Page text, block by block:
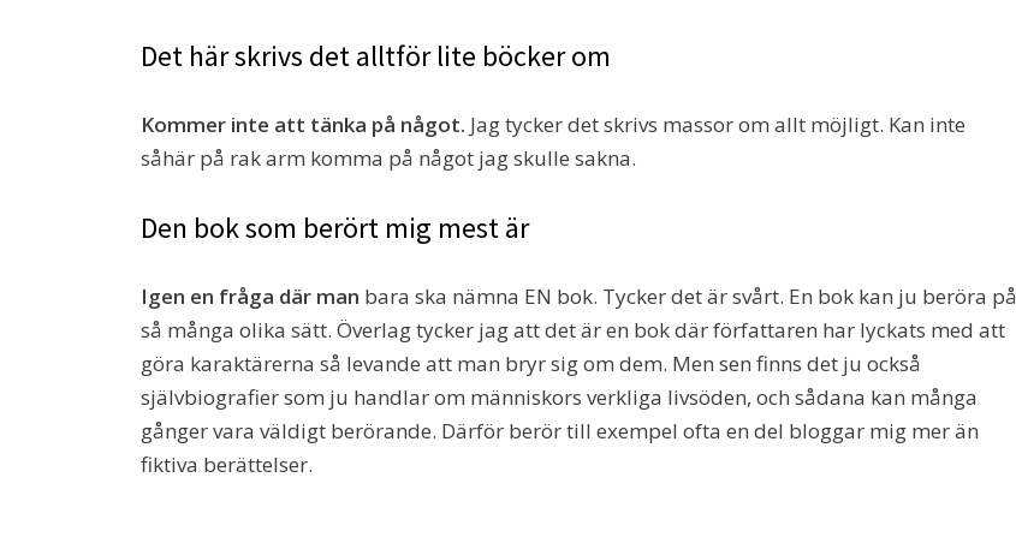
Det här skrivs det alltför lite böcker om
Kommer inte att tänka på något. Jag tycker det skrivs massor om allt möjligt. Kan inte
såhär på rak arm komma på något jag skulle sakna.
Den bok som berört mig mest är
Igen en fråga där man bara ska nämna EN bok. Tycker det är svårt. En bok kan ju beröra på
så många olika sätt. Överlag tycker jag att det är en bok där författaren har lyckats med att
göra karaktärerna så levande att man bryr sig om dem. Men sen finns det ju också
självbiografier som ju handlar om människors verkliga livsöden, och sådana kan många
gånger vara väldigt berörande. Därför berör till exempel ofta en del bloggar mig mer än
fiktiva berättelser.